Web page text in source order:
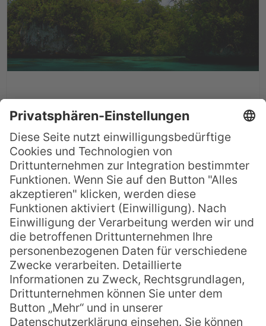
Truk Urlaub: Highlights des
mikronesischen Atolls
Truk, das ist einer der ursprünglichsten
und paradiesischsten Orte der Welt, einer
der abgelegensten und
abenteuerreichsten zugleich, einer der
entschleunigsten und ursprünglichsten
zudem. Truk, das war einmal. Gott sei
Dank jedoch nur im wörtlichen Sinne:
Und zwar in den kurzen Jahren zwischen
1899 und dem ersten Weltkrieg, als die
sich